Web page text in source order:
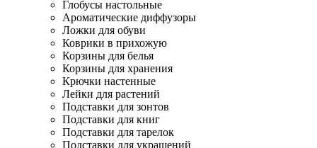
Глобусы настольные
Ароматические диффузоры
Ложки для обуви
Коврики в прихожую
Корзины для белья
Корзины для хранения
Крючки настенные
Лейки для растений
Подставки для зонтов
Подставки для книг
Подставки для тарелок
Подставки для украшений